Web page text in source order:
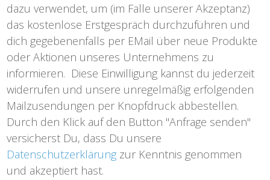
dazu verwendet, um (im Falle unserer Akzeptanz)
das kostenlose Erstgespräch durchzuführen und
dich gegebenenfalls per EMail über neue Produkte
oder Aktionen unseres Unternehmens zu
informieren. Diese Einwilligung kannst du jederzeit
widerrufen und unsere unregelmäßig erfolgenden
Mailzusendungen per Knopfdruck abbestellen.
Durch den Klick auf den Button "Anfrage senden"
versicherst Du, dass Du unsere
Datenschutzerklärung zur Kenntnis genommen
und akzeptiert hast.